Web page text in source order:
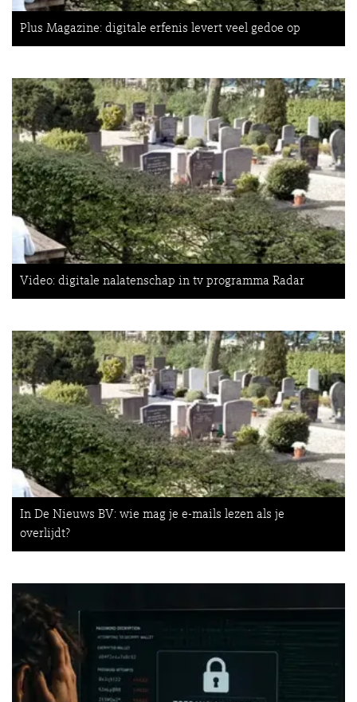
Plus Magazine: digitale erfenis levert veel gedoe op
Video: digitale nalatenschap in tv programma Radar
In De Nieuws BV: wie mag je e-mails lezen als je
overlijdt?